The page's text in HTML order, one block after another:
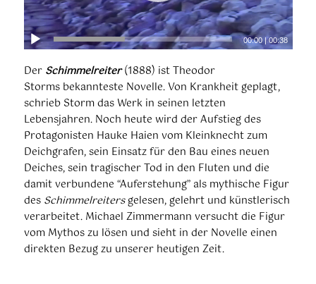
00:00|00:38
Der Schimmelreiter(1888) ist Theodor
Storms bekannteste Novelle. Von Krankheit geplagt,
schrieb Storm das Werk in seinen letzten
Lebensjahren. Noch heute wird der Aufstieg des
Protagonisten Hauke Haien vom Kleinknecht zum
Deichgrafen, sein Einsatz für den Bau eines neuen
Deiches, sein tragischer Tod in den Fluten und die
damit verbundene “Auferstehung” als mythische Figur
des Schimmelreitersgelesen, gelehrt und künstlerisch
verarbeitet. Michael Zimmermann versucht die Figur
vom Mythos zu lösen und sieht in der Novelle einen
direkten Bezug zu unserer heutigen Zeit.